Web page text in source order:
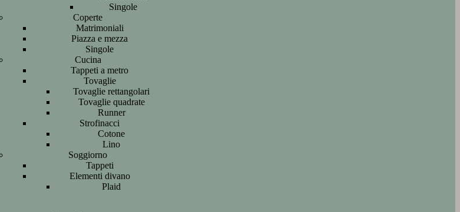
Singole
Coperte
Matrimoniali
Piazza e mezza
Singole
Cucina
Tappeti a metro
Tovaglie
Tovaglie rettangolari
Tovaglie quadrate
Runner
Strofinacci
Cotone
Lino
Soggiorno
Tappeti
Elementi divano
Plaid